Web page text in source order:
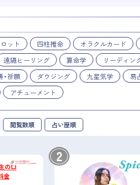
ット 四柱推命 オラクルカード
遠隔ヒーリング 算命学 リーディン
・祈願 ダウジング 九星気学 易
アチューメント
閲覧数順 占い歴順
2